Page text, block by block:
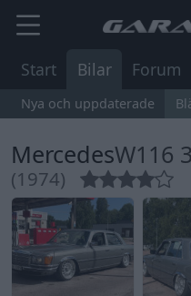
Start Bilar Forum
Nya och uppdaterade
MercedesW116
(1974)